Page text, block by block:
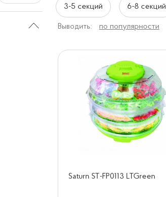
3-5 секций 6-8 секций
Выводить: по популярности
Saturn ST-FP0113 LTGreen